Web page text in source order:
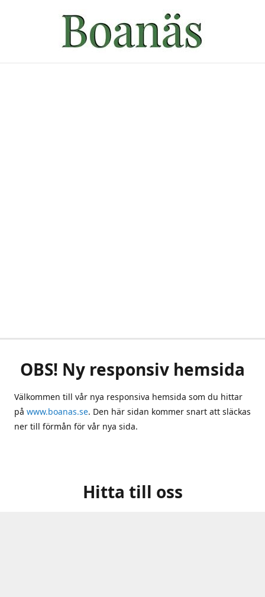
OBS! Ny responsiv hemsida
Välkommen till vår nya responsiva hemsida som du hittar
på www.boanas.se. Den här sidan kommer snart att släckas
ner till förmån för vår nya sida.
Hitta till oss